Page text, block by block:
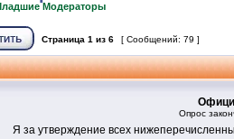
Модераторы
Страница 1 из 6 [ Сообщений: 79 ]
Опрос
Я за утверждение всех